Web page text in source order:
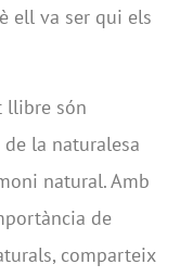
ell va ser qui els
llibre són
la naturalesa
natural. Amb
de
comparteix